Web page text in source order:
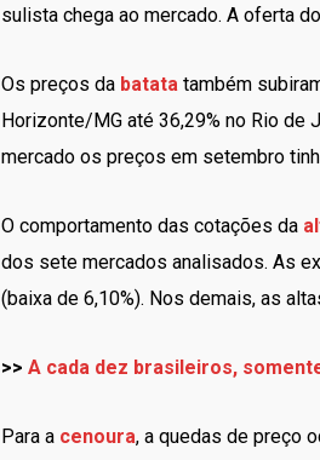
sulista chega ao mercado. A oferta
Os preços da batata também
Horizonte/MG até 36,29% no Rio de
mercado os preços em setembro
O comportamento das cotações da
dos sete mercados analisados. As
(baixa de 6,10%). Nos demais, as
>> A cada dez brasileiros,
Para a cenoura, a quedas de preço